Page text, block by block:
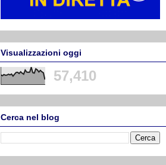
Visualizzazioni oggi
57,410
Cerca nel blog